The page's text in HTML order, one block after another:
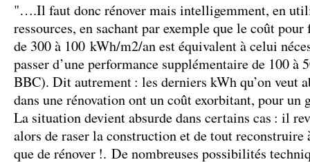
"….Il faut donc rénover mais intelligemment, en
ressources, en sachant par exemple que le coût
de 300 à 100 kWh/m2/an est équivalent à celui
passer d’une performance supplémentaire de 100
BBC). Dit autrement : les derniers kWh qu’on veut
dans une rénovation ont un coût exorbitant, pour
La situation devient absurde dans certains cas : il
alors de raser la construction et de tout reconstruire
que de rénover !. De nombreuses possibilités